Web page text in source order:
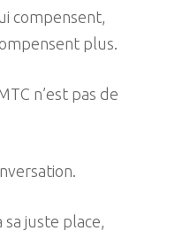
compensent,
plus.
n’est pas de
juste place,